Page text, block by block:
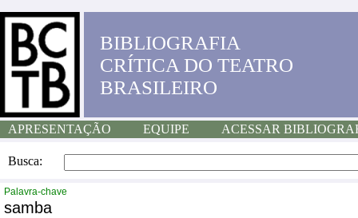
BIBLIOGRAFIA
CRÍTICA DO TEATRO
BRASILEIRO
APRESENTAÇÃO EQUIPE ACESSAR
Busca:
Palavra-chave
samba